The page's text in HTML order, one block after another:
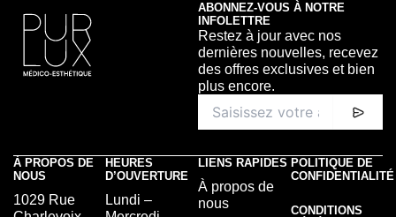
ABONNEZ-VOUS À NOTRE
INFOLETTRE
Restez à jour avec nos
dernières nouvelles, recevez
des offres exclusives et bien
plus encore.
À PROPOS DE
NOUS
1029 Rue
HEURES
D’OUVERTURE
Lundi –
LIENS RAPIDES
À propos de
nous
POLITIQUE DE
CONFIDENTIALITÉ
CONDITIONS